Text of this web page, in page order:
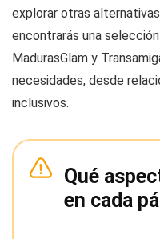
explorar otras
encontrarás una
MadurasGlam y
necesidades, desde
inclusivos.
Qué
en cada